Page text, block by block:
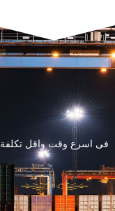
فى اسرع وقت واقل تكلفة